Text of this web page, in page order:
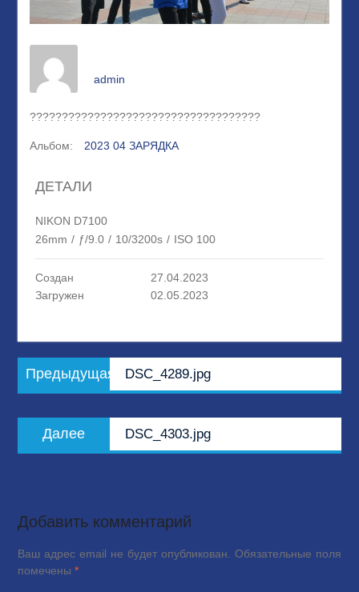
admin
????????????????????????????????????
Альбом: 2023 04 ЗАРЯДКА
ДЕТАЛИ
NIKON D7100
26mm / ƒ/9.0 / 10/3200s / ISO 100
Создан
27.04.2023
Загружен
02.05.2023
Навигация
по
Предыдущая
запись:
DSC_4289.jpg
Далее
запись:
DSC_4303.jpg
Добавить комментарий
Ваш адрес email не будет опубликован. Обязательные поля
помечены *